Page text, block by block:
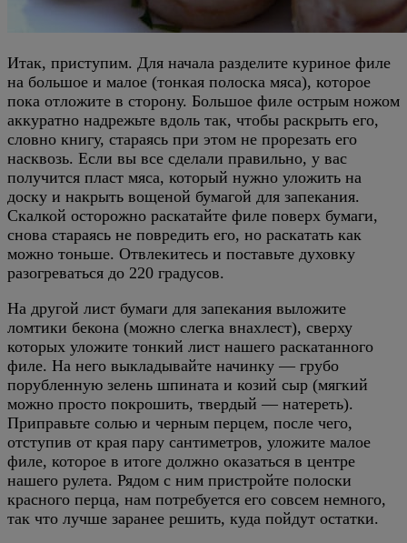
Итак, приступим. Для начала разделите куриное филе
на большое и малое (тонкая полоска мяса), которое
пока отложите в сторону. Большое филе острым ножом
аккуратно надрежьте вдоль так, чтобы раскрыть его,
словно книгу, стараясь при этом не прорезать его
насквозь. Если вы все сделали правильно, у вас
получится пласт мяса, который нужно уложить на
доску и накрыть вощеной бумагой для запекания.
Скалкой осторожно раскатайте филе поверх бумаги,
снова стараясь не повредить его, но раскатать как
можно тоньше. Отвлекитесь и поставьте духовку
разогреваться до 220 градусов.
На другой лист бумаги для запекания выложите
ломтики бекона (можно слегка внахлест), сверху
которых уложите тонкий лист нашего раскатанного
филе. На него выкладывайте начинку — грубо
порубленную зелень шпината и козий сыр (мягкий
можно просто покрошить, твердый — натереть).
Приправьте солью и черным перцем, после чего,
отступив от края пару сантиметров, уложите малое
филе, которое в итоге должно оказаться в центре
нашего рулета. Рядом с ним пристройте полоски
красного перца, нам потребуется его совсем немного,
так что лучше заранее решить, куда пойдут остатки.